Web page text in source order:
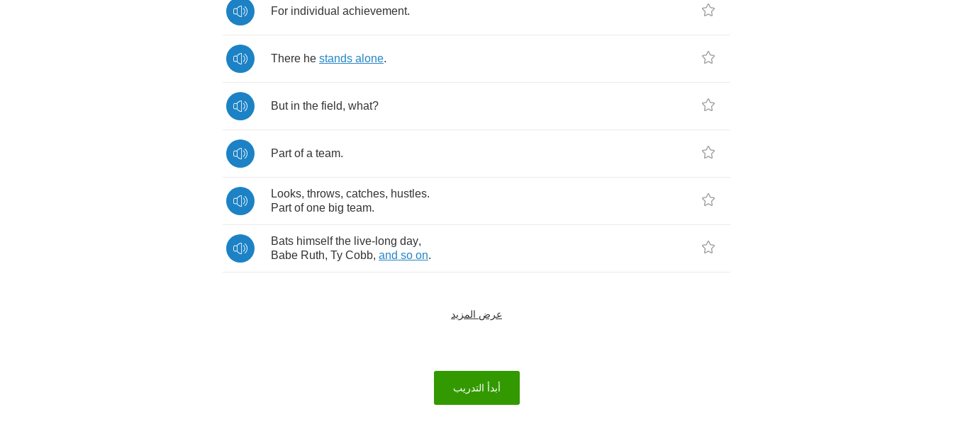
For individual achievement.
There he stands alone.
But in the field, what?
Part of a team.
Looks, throws, catches, hustles.
Part of one big team.
Bats himself the live- long day,
Babe Ruth, Ty Cobb, and so on.
عرض المزيد
أبدأ التدريب